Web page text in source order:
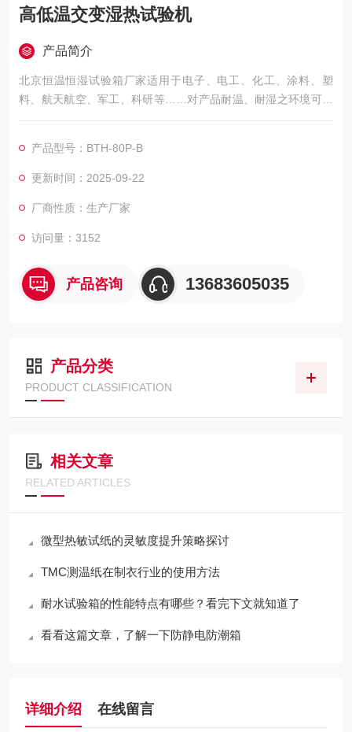
高低温交变湿热试验机
产品简介
北京恒温恒湿试验箱厂家适用于电子、电工、化工、涂料、塑
料、航天航空、军工、科研等……对产品耐温、耐湿之环境可靠
性测试
产品型号：BTH-80P-B
更新时间：2025-09-22
厂商性质：生产厂家
访问量：3152
产品咨询 13683605035
产品分类
PRODUCT CLASSIFICATION
相关文章
RELATED ARTICLES
微型热敏试纸的灵敏度提升策略探讨
TMC测温纸在制衣行业的使用方法
耐水试验箱的性能特点有哪些？看完下文就知道了
看看这篇文章，了解一下防静电防潮箱
详细介绍 在线留言